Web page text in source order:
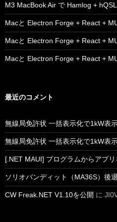
M3 MacBook Air で Hamlog + hQSL
Macと Electron Forge + React +
Macと Electron Forge + React +
Macと Electron Forge + React +
最近のコメント
無線局免許状 一括表示化で1kW表
無線局免許状 一括表示化で1kW表
[.NET MAUI] プログラムからアプ
ソリオバンディット（MA36S）後
CW Freak.NET V1.10を公開 に